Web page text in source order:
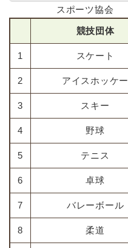
スポーツ協会
競技団体
1 スケート
2 アイスホッケー
3 スキー
4 野球
5 テニス
6 卓球
7 バレーボール
8 柔道